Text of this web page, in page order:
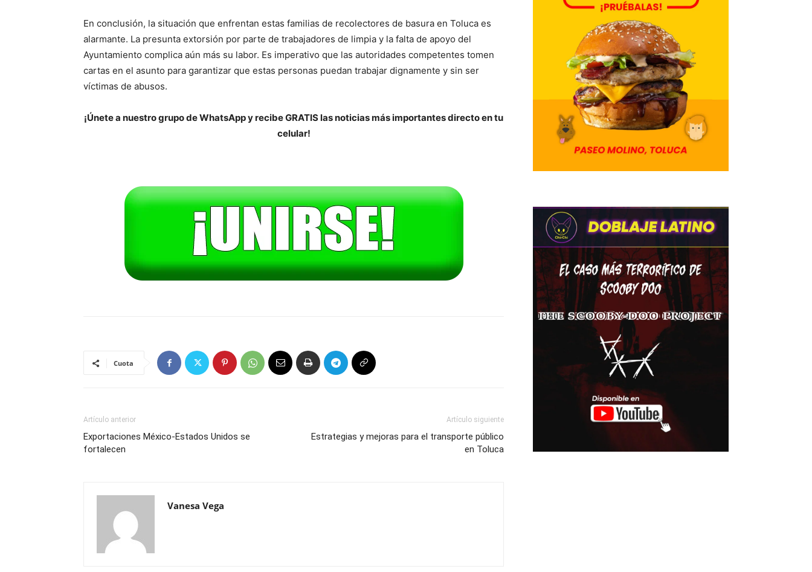
En conclusión, la situación que enfrentan estas familias de recolectores de basura en Toluca es
alarmante. La presunta extorsión por parte de trabajadores de limpia y la falta de apoyo del
Ayuntamiento complica aún más su labor. Es imperativo que las autoridades competentes tomen
cartas en el asunto para garantizar que estas personas puedan trabajar dignamente y sin ser
víctimas de abusos.
¡Únete a nuestro grupo de WhatsApp y recibe GRATIS las noticias más importantes directo en tu
celular!
Cuota
Artículo anterior
Exportaciones México-Estados Unidos se
fortalecen
Artículo siguiente
Estrategias y mejoras para el transporte público
en Toluca
Vanesa Vega